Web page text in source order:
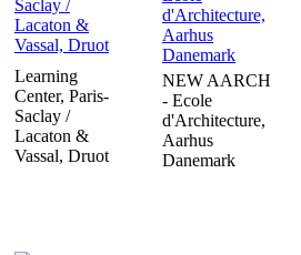
Learning
Center, Paris-
Saclay /
Lacaton &
Vassal, Druot
NEW AARCH
- Ecole
d'Architecture,
Aarhus
Danemark